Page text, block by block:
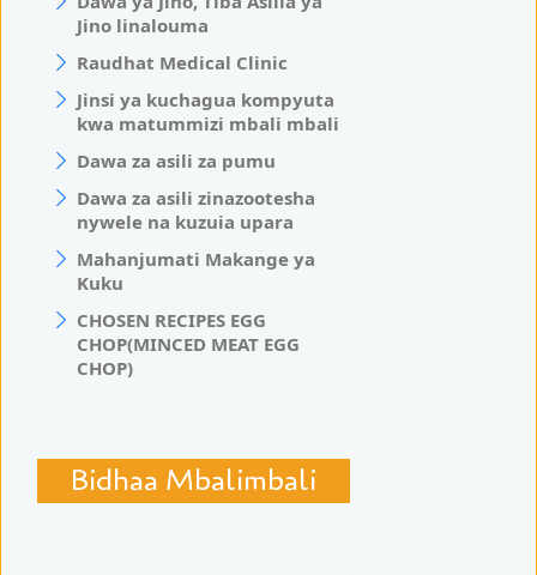
Jino linalouma
Raudhat Medical Clinic
Jinsi ya kuchagua kompyuta
kwa matummizi mbali mbali
Dawa za asili za pumu
Dawa za asili zinazootesha
nywele na kuzuia upara
Mahanjumati Makange ya
Kuku
CHOSEN RECIPES EGG
CHOP(MINCED MEAT EGG
CHOP)
Bidhaa Mbalimbali